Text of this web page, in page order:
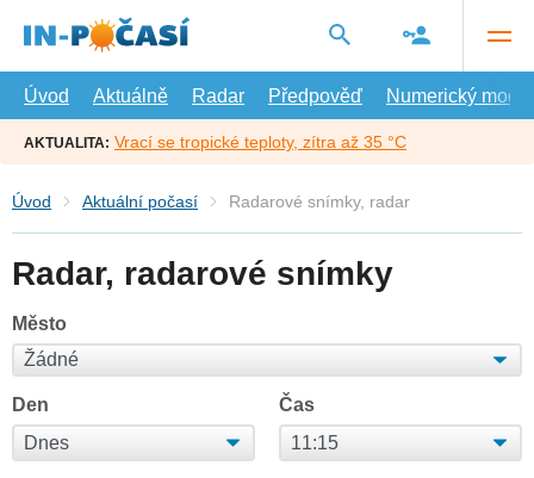
hlavní
Úvod
Aktuálně Radar Předpověď Numerický model
AKTUALITA: Vrací se tropické teploty, zítra až 35 °C
Úvod Aktuální počasí Radarové snímky, radar
Radar, radarové snímky
Město
Den Čas